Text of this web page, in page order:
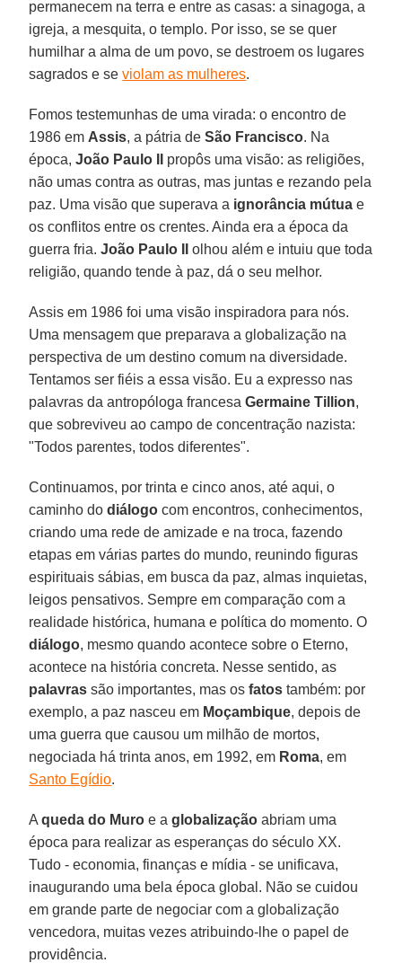
permanecem na terra e entre as casas: a sinagoga, a
igreja, a mesquita, o templo. Por isso, se se quer
humilhar a alma de um povo, se destroem os lugares
sagrados e seviolam as mulheres.
Fomos testemunhas de uma virada: o encontro de
1986 em Assis, a pátria deSão Francisco. Na
época,João Paulo II
propôs uma visão: as religiões,
não umas contra as outras, mas juntas e rezando pela
paz. Uma visão que superava a ignorância mútua e
os conflitos entre os crentes. Ainda era a época da
guerra fria.João Paulo II
olhou além e intuiu que toda
religião, quando tende à paz, dá o seu melhor.
Assis em 1986 foi uma visão inspiradora para nós.
Uma mensagem que preparava a globalização na
perspectiva de um destino comum na diversidade.
Tentamos ser fiéis a essa visão. Eu a expresso nas
palavras da antropóloga francesaGermaine Tillion,
que sobreviveu ao campo de concentração nazista:
"Todos parentes, todos diferentes".
Continuamos, por trinta e cinco anos, até aqui, o
caminho dodiálogo com encontros, conhecimentos,
criando uma rede de amizade e na troca, fazendo
etapas em várias partes do mundo, reunindo figuras
espirituais sábias, em busca da paz, almas inquietas,
leigos pensativos. Sempre em comparação com a
realidade histórica, humana e política do momento. O
diálogo, mesmo quando acontece sobre o Eterno,
acontece na história concreta. Nesse sentido, as
palavras são importantes, mas osfatos também: por
exemplo, a paz nasceu em Moçambique, depois de
uma guerra que causou um milhão de mortos,
negociada há trinta anos, em 1992, em Roma, em
Santo Egídio.
Aqueda do Muro e aglobalização abriam uma
época para realizar as esperanças do século XX.
Tudo - economia, finanças e mídia - se unificava,
inaugurando uma bela época global. Não se cuidou
em grande parte de negociar com a globalização
vencedora, muitas vezes atribuindo-lhe o papel de
providência.